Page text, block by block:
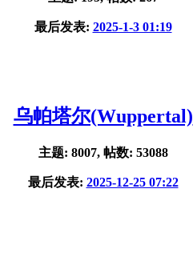
最后发表: 2025-1-3 01:19
乌帕塔尔(Wuppertal)
主题: 8007, 帖数: 53088
最后发表: 2025-12-25 07:22